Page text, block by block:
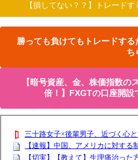
【損してない？？】トレード
勝っても負けてもトレードす
ち
【暗号資産、金、株価指数
倍！】FXGTの口座開設